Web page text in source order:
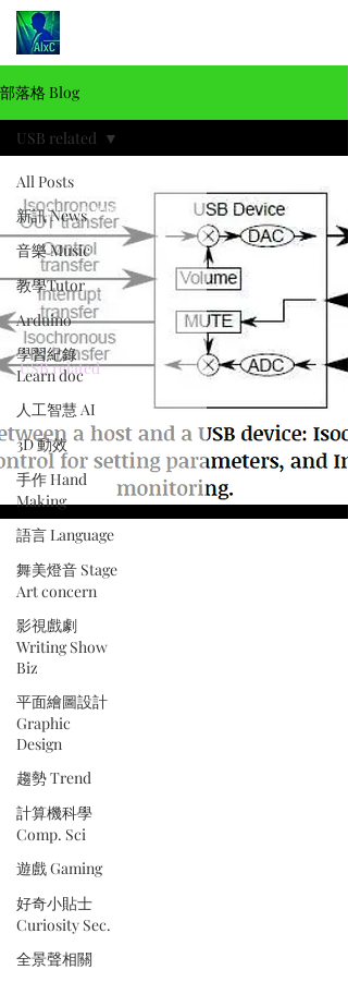
部落格 Blog
All Posts
新訊 News
音樂 Music
教學Tutor
Arduino
學習紀錄
Learn doc
人工智慧 AI
3D 動效
手作 Hand
Making
語言 Language
舞美燈音 Stage
Art concern
影視戲劇
Writing Show
Biz
平面繪圖設計
Graphic
Design
趨勢 Trend
計算機科學
Comp. Sci
遊戲 Gaming
好奇小貼士
Curiosity Sec.
全景聲相關
USB related
USB 音訊基礎
USB related
Alex Chen
3月8日